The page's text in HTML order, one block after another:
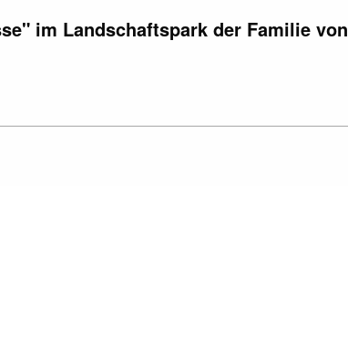
im Landschaftspark der Familie von